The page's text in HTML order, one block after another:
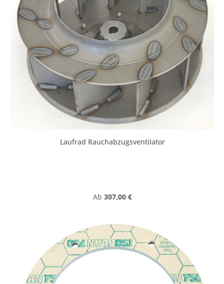
Laufrad Rauchabzugsventilator
Regulärer Preis:
Ab 307,00 €